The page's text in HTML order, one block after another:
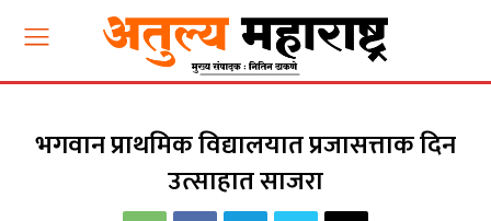
भगवान प्राथमिक विद्यालयात प्रजासत्ताक दिन
उत्साहात साजरा